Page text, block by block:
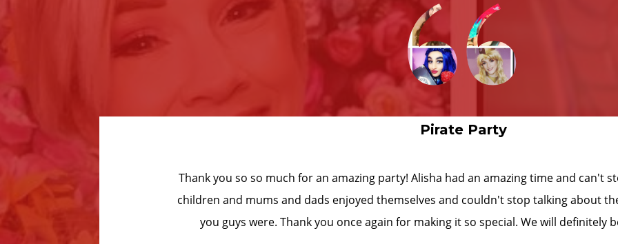
the
Pirate Party
“Wow! We want to say a huge thank you. What an amazing princess party for my
best time, from parachute games to snow ball fights, the kids were mesmerised and
start to finish. A mix of different aged kiddies and you managed to capture all their